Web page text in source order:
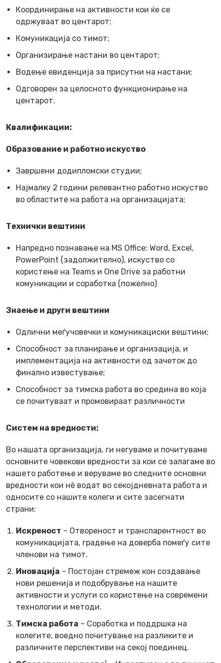
Координирање на активности кои ќе се
одржуваат во центарот;
Комуникација со тимот;
Организирање настани во центарот;
Водење евиденција за присутни на настани;
Одговорен за целосното функционирање на
центарот.
Квалификации:
Образование и работно искуство
Завршени додипломски студии;
Најмалку 2 години релевантно работно искуство
во областите на работа на организацијата;
Технички вештини
Напредно познавање на MS Office: Word, Excel,
PowerPoint (задолжително), искуство со
користење на Teams и One Drive за работни
комуникации и соработка (пожелно)
Знаење и други вештини
Одлични меѓучовечки и комуникациски вештини;
Способност за планирање и организација, и
имплементација на активности од зачеток до
финално известување;
Способност за тимска работа во средина во која
се почитуваат и промовираат различности
Систем на вредности:
Во нашата организација, ги негуваме и почитуваме
основните човекови вредности за кои се залагаме во
нашето работење и веруваме во следните основни
вредности кои нè водат во секојдневната работа и
односите со нашите колеги и сите засегнати
страни:
Искреност – Отвореност и транспарентност во
комуникацијата, градење на доверба помеѓу сите
членови на тимот.
Иновација – Постојан стремеж кон создавање
нови решенија и подобрување на нашите
активности и услуги со користење на современи
технологии и методи.
Тимска работа – Соработка и поддршка на
колегите, воедно почитување на разликите и
различните перспективи на секој поединец.